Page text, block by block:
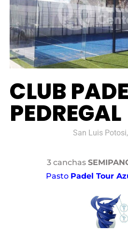
CLUB
PEDREGAL
San Luis
3 canchas
Pasto Padel Tour